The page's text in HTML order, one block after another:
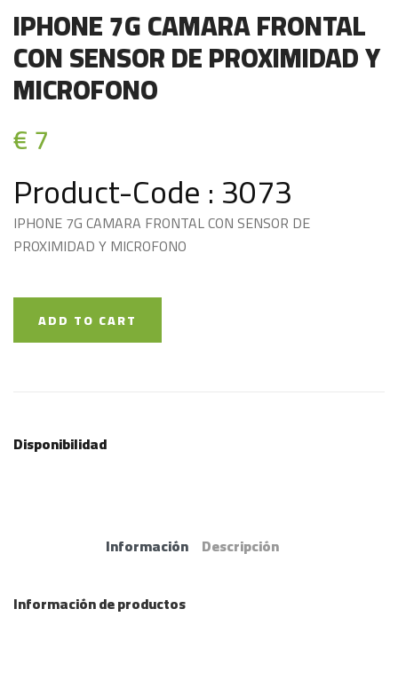
IPHONE 7G CAMARA FRONTAL
CON SENSOR DE PROXIMIDAD Y
MICROFONO
€ 7
Product-Code : 3073
IPHONE 7G CAMARA FRONTAL CON SENSOR DE
PROXIMIDAD Y MICROFONO
ADD TO CART
Disponibilidad
Información Descripción
Información de productos